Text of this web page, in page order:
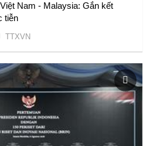
Nam - Malaysia: Gắn kết
tiễn
TTXVN